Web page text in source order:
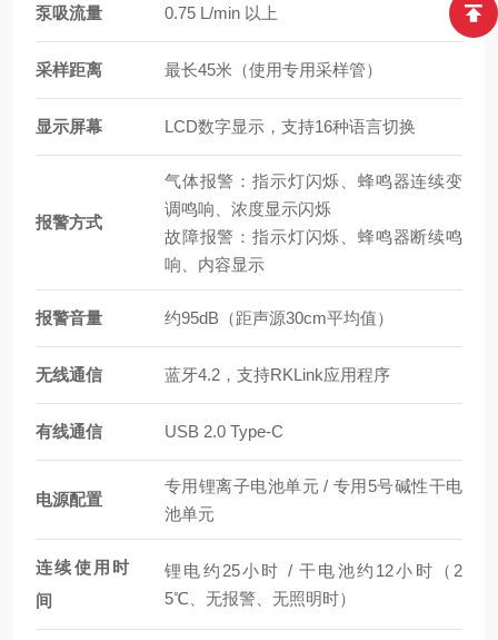
泵吸流量 0.75 L/min 以上
采样距离 最长45米（使用专用采样管）
显示屏幕 LCD数字显示，支持16种语言切换
报警方式
气体报警：指示灯闪烁、蜂鸣器连续变
调鸣响、浓度显示闪烁
故障报警：指示灯闪烁、蜂鸣器断续鸣
响、内容显示
报警音量 约95dB（距声源30cm平均值）
无线通信 蓝牙4.2，支持RKLink应用程序
有线通信 USB 2.0 Type-C
电源配置
专用锂离子电池单元 / 专用5号碱性干电
池单元
连续使用时
间
锂电约25小时 / 干电池约12小时（2
5℃、无报警、无照明时）